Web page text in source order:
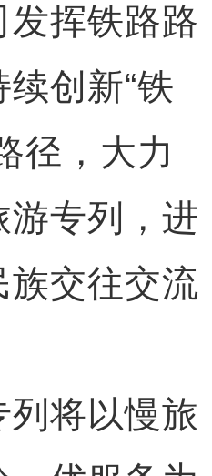
发挥铁路路
创新“铁
径，大力
游专列，进
族交往交流
将以慢旅